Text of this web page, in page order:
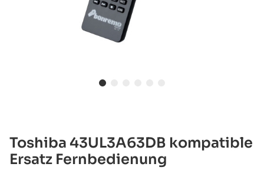
Toshiba 43UL3A63DB kompatible
Ersatz Fernbedienung